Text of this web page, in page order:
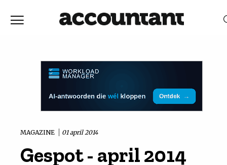
Vaktechniek
Achtergrond
MAGAZINE 01 april 2014
Gespot - april 2014